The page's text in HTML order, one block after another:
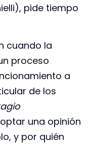
pide tiempo
cuando la
proceso
a
de los
una opinión
y por quién